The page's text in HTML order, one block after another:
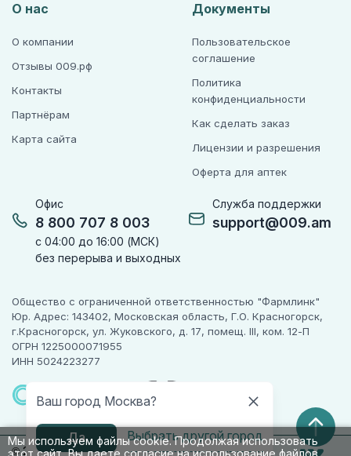
Ваш город Москва?
Да Выбрать другой город
Мы используем файлы cookie. Продолжая использовать
Офис
8 800 707 8 003
с 04:00 до 16:00 (МСК)
без перерыва и выходных
Служба поддержки
support@009.am
О нас
О компании
Отзывы 009.рф
Контакты
Партнёрам
Карта сайта
Документы
Пользовательское
соглашение
Политика
конфиденциальности
Как сделать заказ
Лицензии и разрешения
Оферта для аптек
Общество с ограниченной ответственностью "Фармлинк"
Юр. Адрес: 143402, Московская область, Г.О. Красногорск,
г.Красногорск, ул. Жуковского, д. 17, помещ. III, ком. 12-П
ОГРН 1225000071955
ИНН 5024223277
© 2010-2026 009.РФ. Все права защищены